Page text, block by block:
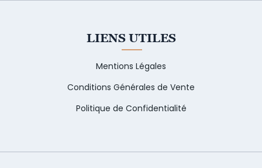
LIENS UTILES
Mentions Légales
Conditions Générales de Vente
Politique de Confidentialité